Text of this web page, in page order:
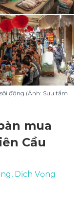
động (Ảnh: Sưu tầm
mua
Cầu
Dịch Vọng